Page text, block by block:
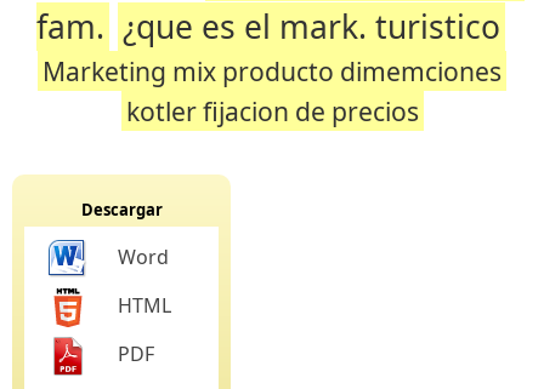
fam. ¿que es el mark. turistico
Marketing mix producto dimemciones
kotler fijacion de precios
Descargar
Word
HTML
PDF